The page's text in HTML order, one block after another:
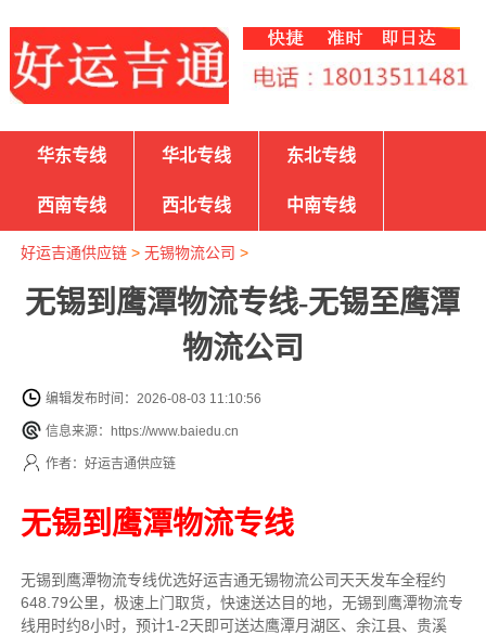
华东专线 华北专线 东北专线
西南专线 西北专线 中南专线
好运吉通供应链> 无锡物流公司 >
无锡到鹰潭物流专线-无锡至鹰潭
物流公司
编辑发布时间：2026-08-03 11:10:56
信息来源：https://www.baiedu.cn
作者：好运吉通供应链
无锡到鹰潭物流专线
无锡到鹰潭物流专线优选好运吉通无锡物流公司天天发车全程约
648.79公里， 极速上门取货，快速送达目的地，无锡到鹰潭物流专
线用时约8小时，预计1-2天即可送达鹰潭月湖区、余江县、贵溪